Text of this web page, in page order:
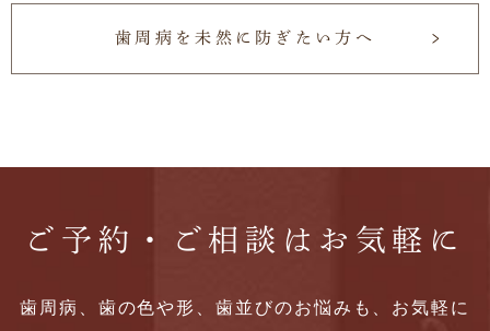
歯周病を未然に防ぎたい方へ
ご予約・ご相談はお気軽に
歯周病、歯の色や形、歯並びのお悩みも、お気軽に